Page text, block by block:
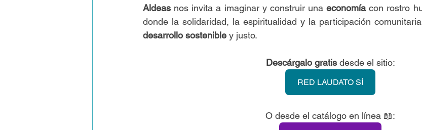
Aldeas nos invita a imaginar y construir una economía con rostro
desarrollo sostenible y justo.
Descárgalo gratis desde el sitio:
RED LAUDATO SÍ
O desde el catálogo en línea 📖: